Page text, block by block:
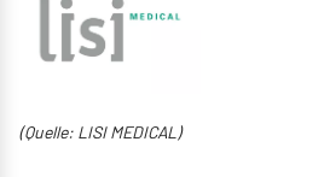
(Quelle: LISI MEDICAL)